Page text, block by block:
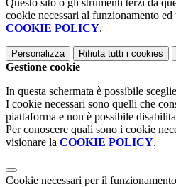
Questo sito o gli strumenti terzi da
cookie necessari al funzionamento
COOKIE POLICY.
Personalizza Rifiuta tutti i cookies
Gestione cookie
In questa schermata è possibile
I cookie necessari sono quelli che
piattaforma e non è possibile
Per conoscere quali sono i cookie
visionare la COOKIE POLICY.
Cookie necessari per il funzionamento